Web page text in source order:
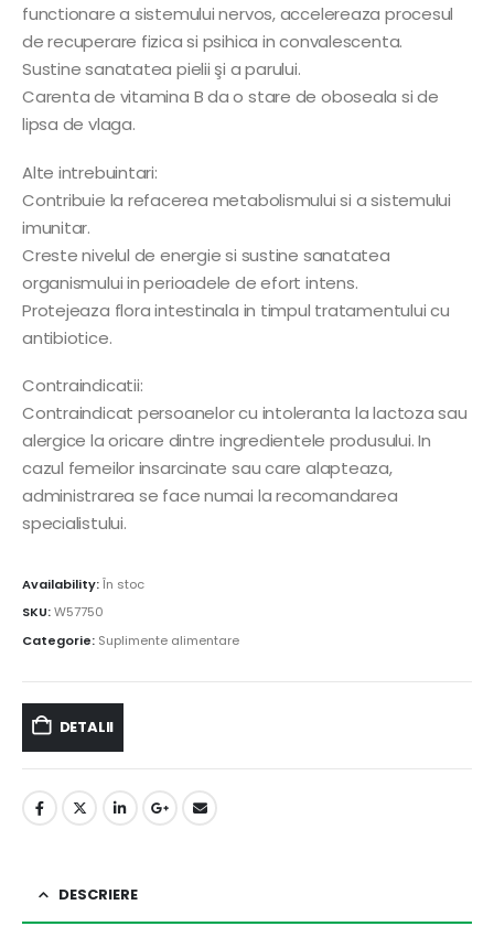
functionare a sistemului nervos, accelereaza procesul
de recuperare fizica si psihica in convalescenta.
Sustine sanatatea pielii şi a parului.
Carenta de vitamina B da o stare de oboseala si de
lipsa de vlaga.
Alte intrebuintari:
Contribuie la refacerea metabolismului si a sistemului
imunitar.
Creste nivelul de energie si sustine sanatatea
organismului in perioadele de efort intens.
Protejeaza flora intestinala in timpul tratamentului cu
antibiotice.
Contraindicatii:
Contraindicat persoanelor cu intoleranta la lactoza sau
alergice la oricare dintre ingredientele produsului. In
cazul femeilor insarcinate sau care alapteaza,
administrarea se face numai la recomandarea
specialistului.
Availability:În stoc
SKU:W57750
Categorie: Suplimente alimentare
DETALII
DESCRIERE